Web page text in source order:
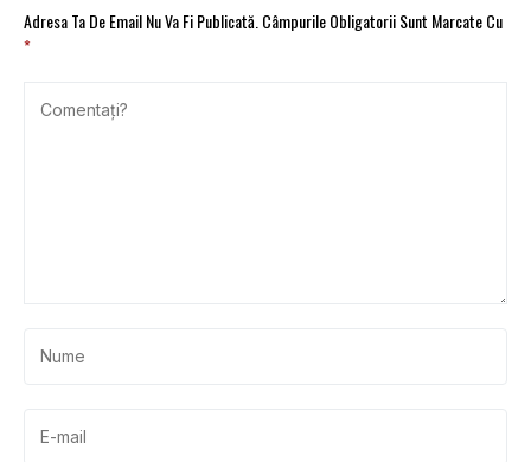
Adresa Ta De Email Nu Va Fi Publicată. Câmpurile Obligatorii Sunt Marcate Cu
*